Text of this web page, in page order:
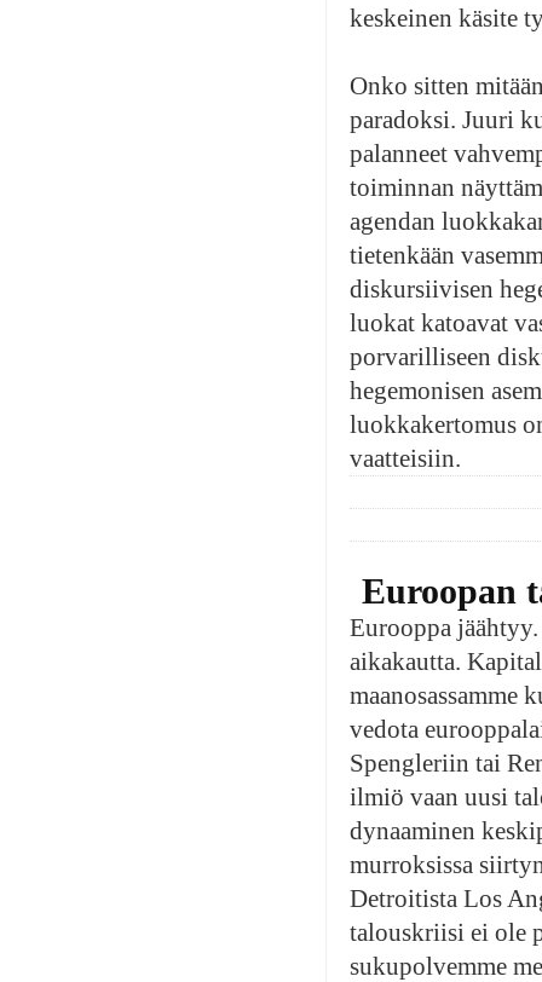
keskeinen käsite
Onko sitten
paradoksi. Juuri
palanneet
toiminnan
agendan
tietenkään
diskursiivisen
luokat katoavat
porvarilliseen
hegemonisen
luokkakertomus
vaatteisiin.
Euroopan
Eurooppa
aikakautta.
maanosassamme
vedota
Spengleriin tai
ilmiö vaan uusi
dynaaminen
murroksissa
Detroitista Los
talouskriisi ei ole
sukupolvemme